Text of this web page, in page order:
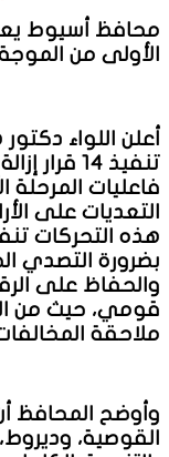
الأولى من الموجة الـ 28 لاسترداد
أعلن اللواء
تنفيذ 14
التعديات على
هذه التحركات
بضرورة التصدي
والحفاظ على
قومي، حيث من
ملاحقة المخالفات حتى 27 من
وأوضح المحافظ
القوصية،